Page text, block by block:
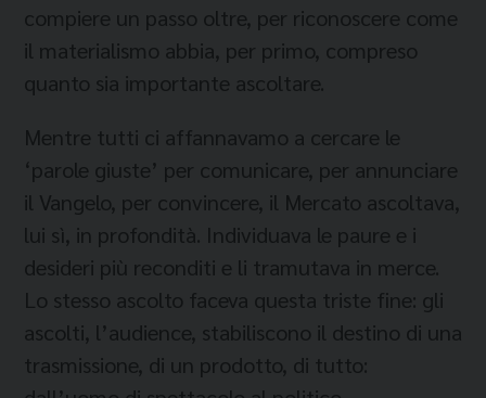
compiere un passo oltre, per riconoscere come
il materialismo abbia, per primo, compreso
quanto sia importante ascoltare.
Mentre tutti ci affannavamo a cercare le
‘parole giuste’ per comunicare, per annunciare
il Vangelo, per convincere, il Mercato ascoltava,
lui sì, in profondità. Individuava le paure e i
desideri più reconditi e li tramutava in merce.
Lo stesso ascolto faceva questa triste fine: gli
ascolti, l’audience, stabiliscono il destino di una
trasmissione, di un prodotto, di tutto: